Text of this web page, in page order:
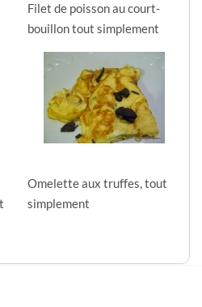
Filet de poisson au court-
bouillon tout simplement
Omelette aux truffes, tout
simplement